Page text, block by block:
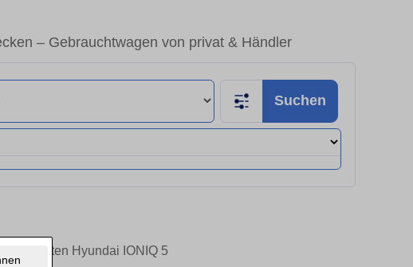
– Gebrauchtwagen von privat & Händler
Suchen
Hyundai IONIQ 5